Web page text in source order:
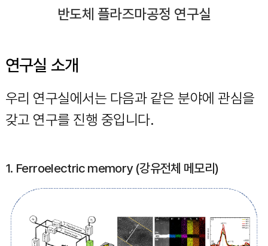
반도체 플라즈마공정 연구실
연구실 소개
우리 연구실에서는 다음과 같은 분야에 관심을
갖고 연구를 진행 중입니다.
1. Ferroelectric memory (강유전체 메모리)